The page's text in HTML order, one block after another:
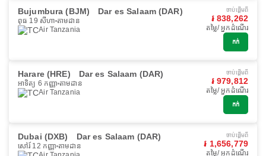
Bujumbura (BJM) Dar es Salaam (DAR)
ពុធ 19 សីហា តាមដាន
Air Tanzania
ចាប់ផ្ដើមពី
៛ 838,262
តម្លៃ/ អ្នកដំណើរ
កក់
Harare (HRE) Dar es Salaam (DAR)
អាទិត្យ 6 កញ្ញា តាមដាន
Air Tanzania
ចាប់ផ្ដើមពី
៛ 979,812
តម្លៃ/ អ្នកដំណើរ
កក់
Dubai (DXB) Dar es Salaam (DAR)
សៅរ៍ 12 កញ្ញា តាមដាន
ចាប់ផ្ដើមពី
៛ 1,656,779
តម្លៃ/ អ្នកដំណើរ